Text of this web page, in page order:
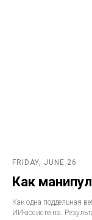
FRIDAY, JUNE 26
Как
Как одна поддельная
ИИ-ассистента.